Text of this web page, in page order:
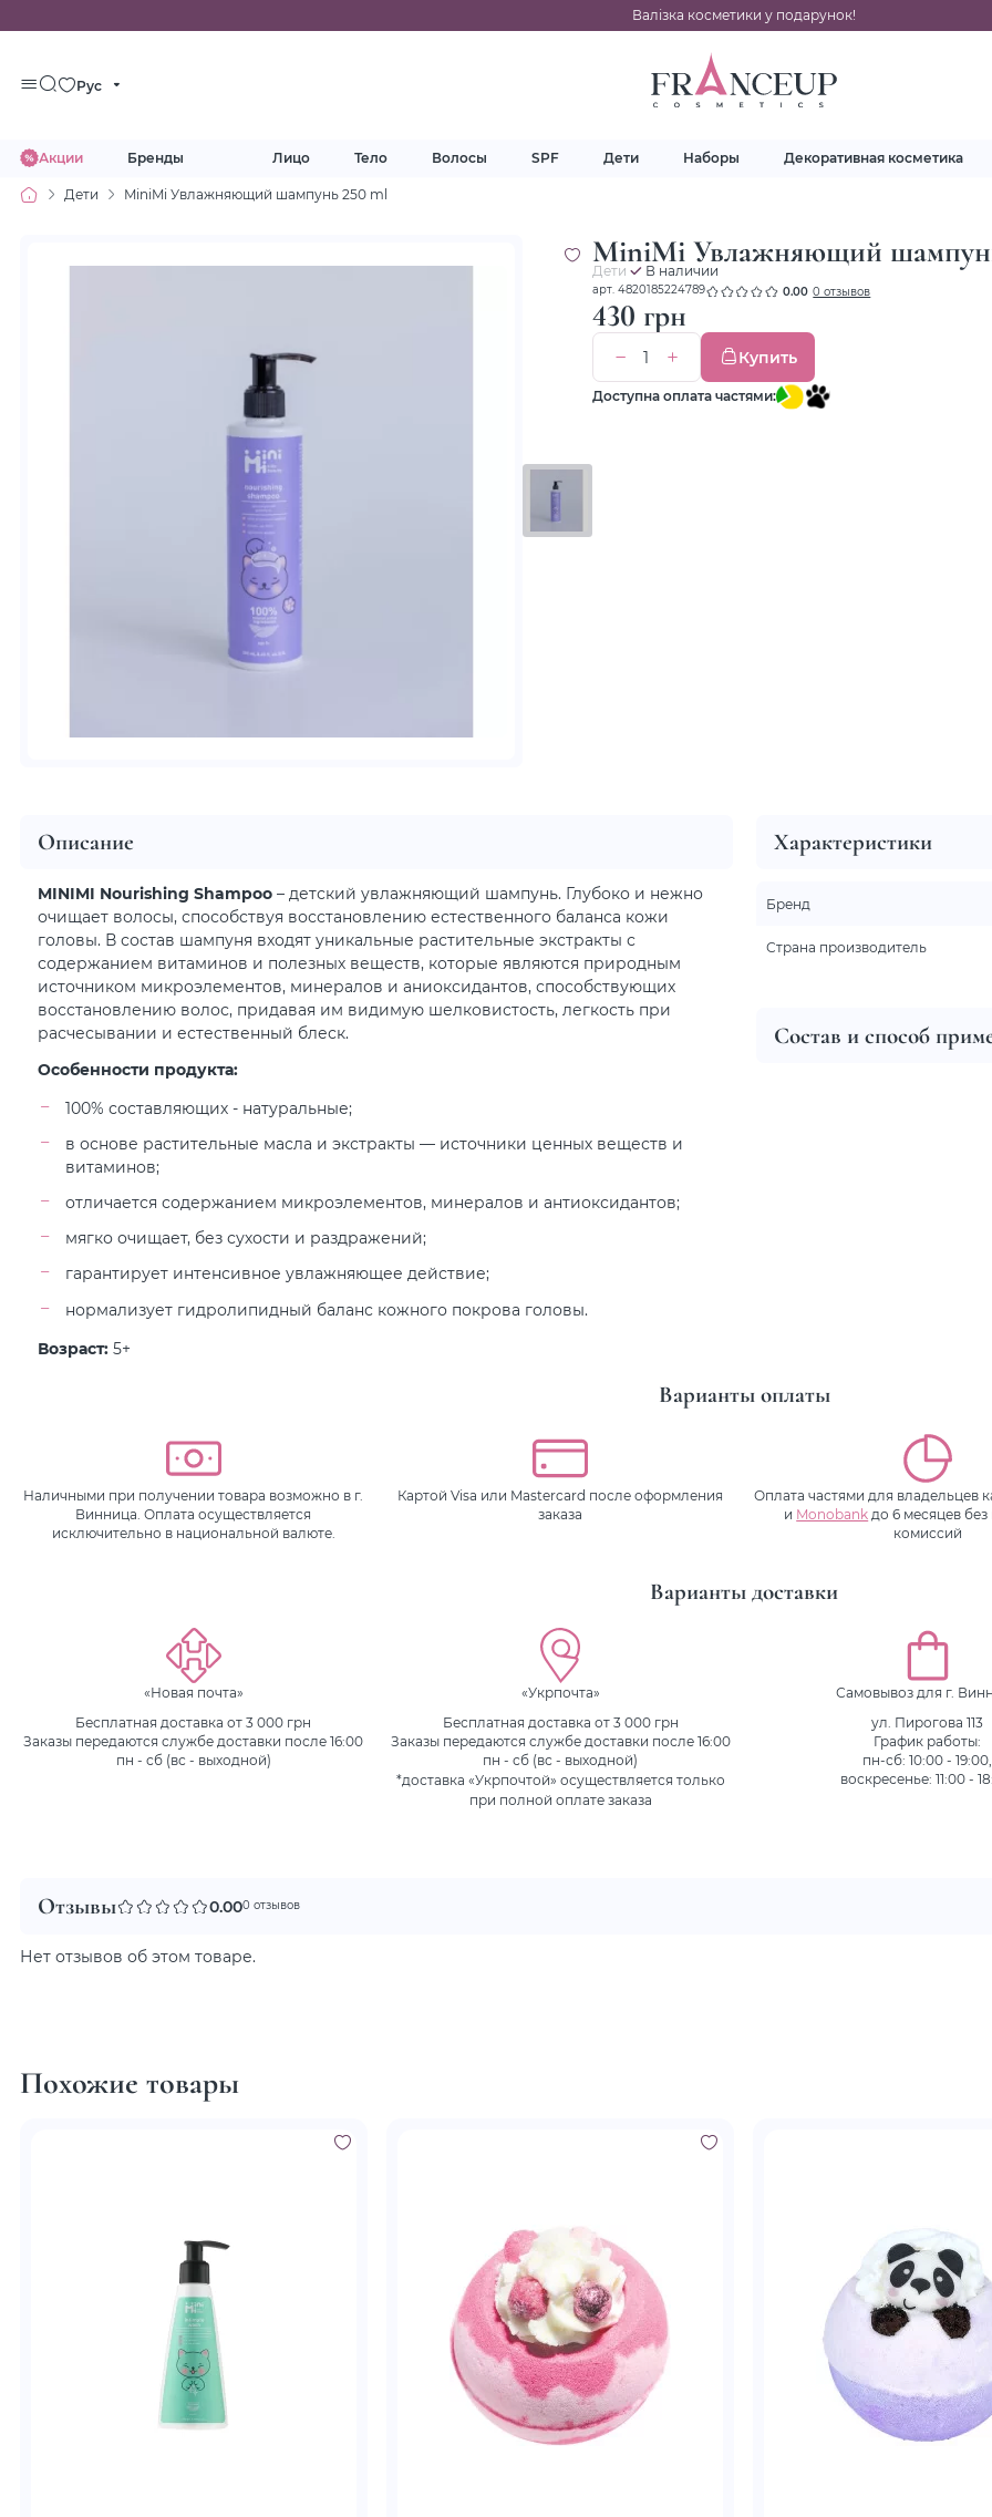
Валізка косметики у подарунок!
Рус
Акции Бренды Лицо Тело Волосы SPF Дети Наборы Декоративная косметика
Дети MiniMi Увлажняющий шампунь 250 ml
MiniMi Увлажняющий
Дети В наличии
арт. 4820185224789 0.00 0 отзывов
430 грн
Купить
Доступна оплата частями:
Описание
MINIMI Nourishing Shampoo – детский увлажняющий шампунь. Глубоко и нежно
очищает волосы, способствуя восстановлению естественного баланса кожи
головы. В состав шампуня входят уникальные растительные экстракты с
содержанием витаминов и полезных веществ, которые являются природным
источником микроэлементов, минералов и аниоксидантов, способствующих
восстановлению волос, придавая им видимую шелковистость, легкость при
расчесывании и естественный блеск.
Особенности продукта:
100% составляющих - натуральные;
в основе растительные масла и экстракты — источники ценных веществ и
витаминов;
отличается содержанием микроэлементов, минералов и антиоксидантов;
мягко очищает, без сухости и раздражений;
гарантирует интенсивное увлажняющее действие;
нормализует гидролипидный баланс кожного покрова головы.
Возраст: 5+
Состав и способ
Характеристики
Бренд
Страна производитель
Варианты оплаты
Наличными при получении товара возможно в г.
Винница. Оплата осуществляется
исключительно в национальной валюте.
Картой Visa или Mastercard после оформления
заказа
Оплата частями для владельцев
и Monobank до 6 месяцев
комиссий
Варианты доставки
«Новая почта»
Бесплатная доставка от 3 000 грн
Заказы передаются службе доставки после 16:00
пн - сб (вс - выходной)
«Укрпочта»
Бесплатная доставка от 3 000 грн
Заказы передаются службе доставки после 16:00
пн - сб (вс - выходной)
*доставка «Укрпочтой» осуществляется только
при полной оплате заказа
Самовывоз для г.
ул. Пирогова 113
График работы:
пн-сб: 10:00 - 19:00,
воскресенье: 11:00 -
Отзывы 0.000 отзывов
Нет отзывов об этом товаре.
Похожие товары